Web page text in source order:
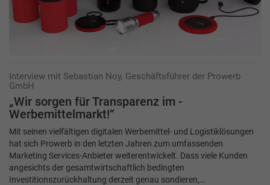
Interview mit Sebastian Noy, Geschäftsführer der Prowerb
GmbH
„Wir sorgen für Transparenz im ­
Werbemittelmarkt!“
Mit seinen vielfältigen digitalen Werbemittel- und Logistiklösungen
hat sich Prowerb in den letzten Jahren zum umfassenden
Marketing Services-Anbieter weiterentwickelt. Dass viele Kunden
angesichts der gesamtwirtschaftlich bedingten
Investitionszurückhaltung derzeit genau sondieren,…